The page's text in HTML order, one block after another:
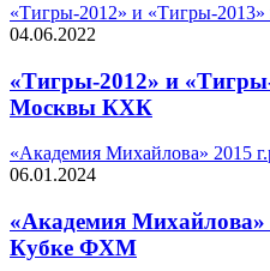
«Тигры-2012» и «Тигры-
04.06.2022
«Тигры-2012» и
Москвы КХК
«Академия Михайлова» 2015
06.01.2024
«Академия Михайлова»
Кубке ФХМ